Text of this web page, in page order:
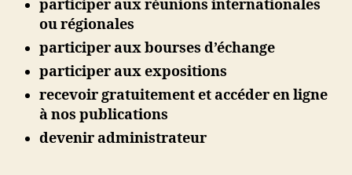
participer aux réunions internationales
ou régionales
participer aux bourses d’échange
participer aux expositions
recevoir gratuitement et accéder en ligne
à nos publications
devenir administrateur